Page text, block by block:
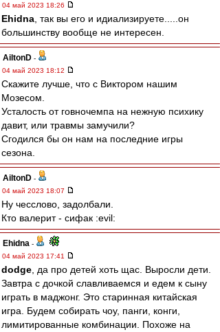
04 май 2023 18:26
Ehidna , так вы его и идиализируете.....он
большинству вообще не интересен.
AiltonD -
04 май 2023 18:12
Скажите лучше, что с Виктором нашим
Мозесом.
Усталость от говночемпа на нежную психику
давит, или травмы замучили?
Сгодился бы он нам на последние игры
сезона.
AiltonD -
04 май 2023 18:07
Ну чесслово, задолбали.
Кто валерит - сифак :evil:
Ehidna -
04 май 2023 17:41
dodge , да про детей хоть щас. Выросли дети.
Завтра с дочкой славливаемся и едем к сыну
играть в маджонг. Это старинная китайская
игра. Будем собирать чоу, панги, конги,
лимитированные комбинации. Похоже на